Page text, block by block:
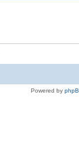
Powered by